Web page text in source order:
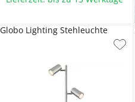
Globo Lighting Stehleuchte